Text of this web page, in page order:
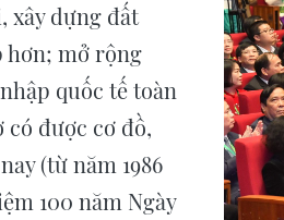
xây dựng đất
hơn; mở rộng
quốc tế toàn
có được cơ đồ,
(từ năm 1986
100 năm Ngày